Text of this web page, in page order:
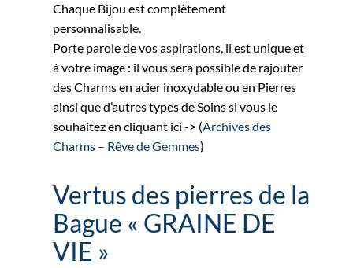
Chaque Bijou est complètement
personnalisable.
Porte parole de vos aspirations, il est unique et
à votre image : il vous sera possible de rajouter
des Charms en acier inoxydable ou en Pierres
ainsi que d’autres types de Soins si vous le
souhaitez en cliquant ici -> (Archives des
Charms – Rêve de Gemmes)
Vertus des pierres de la
Bague « GRAINE DE
VIE »